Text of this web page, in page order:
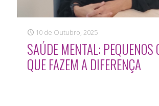
10 de Outubro, 2025
SAÚDE MENTAL: PEQUENOS
QUE FAZEM A DIFERENÇA